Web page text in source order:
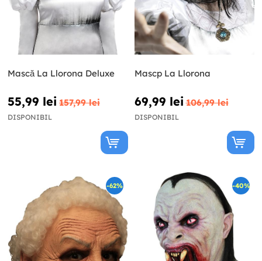
Mască La Llorona Deluxe
55,99 lei 157,99 lei
DISPONIBIL
Mascp La Llorona
69,99 lei 106,99 lei
DISPONIBIL
-62% -40%